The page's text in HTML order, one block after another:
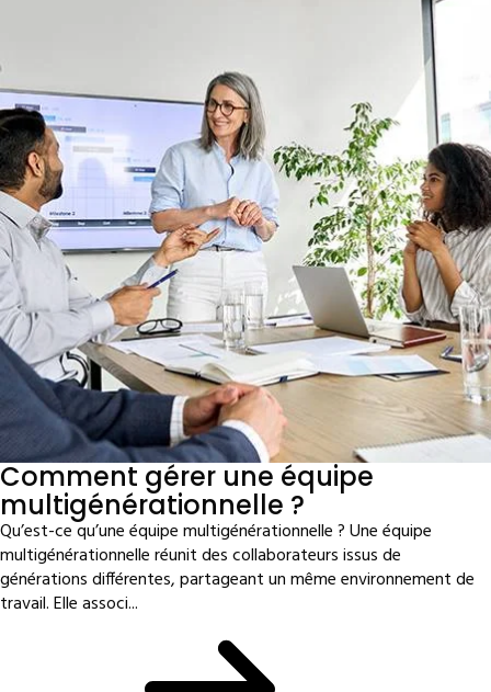
Comment gérer une équipe
multigénérationnelle ?
Qu’est-ce qu’une équipe multigénérationnelle ? Une équipe
multigénérationnelle réunit des collaborateurs issus de
générations différentes, partageant un même environnement de
travail. Elle associ...